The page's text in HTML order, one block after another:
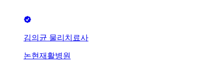
김의균 물리치료사
논현재활병원